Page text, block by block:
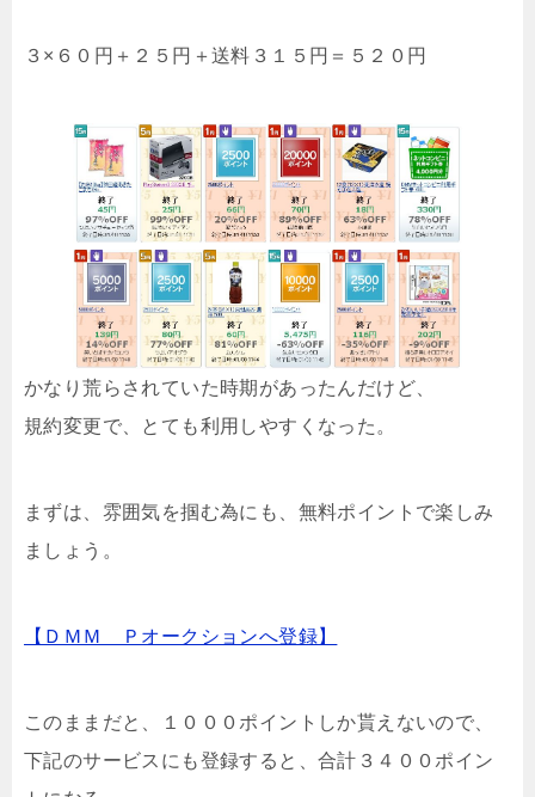
３×６０円＋２５円＋送料３１５円＝５２０円
かなり荒らされていた時期があったんだけど、
規約変更で、とても利用しやすくなった。
まずは、雰囲気を掴む為にも、無料ポイントで楽しみ
ましょう。
【ＤＭＭ Ｐオークションへ登録】
このままだと、１０００ポイントしか貰えないので、
下記のサービスにも登録すると、合計３４００ポイン